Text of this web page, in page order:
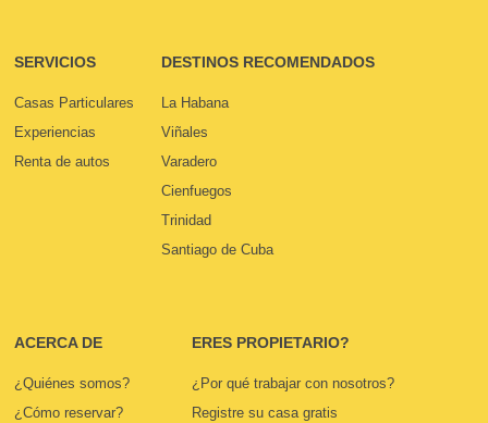
SERVICIOS
Casas Particulares
Experiencias
Renta de autos
DESTINOS RECOMENDADOS
La Habana
Viñales
Varadero
Cienfuegos
Trinidad
Santiago de Cuba
ACERCA DE
¿Quiénes somos?
¿Cómo reservar?
ERES PROPIETARIO?
¿Por qué trabajar con nosotros?
Registre su casa gratis